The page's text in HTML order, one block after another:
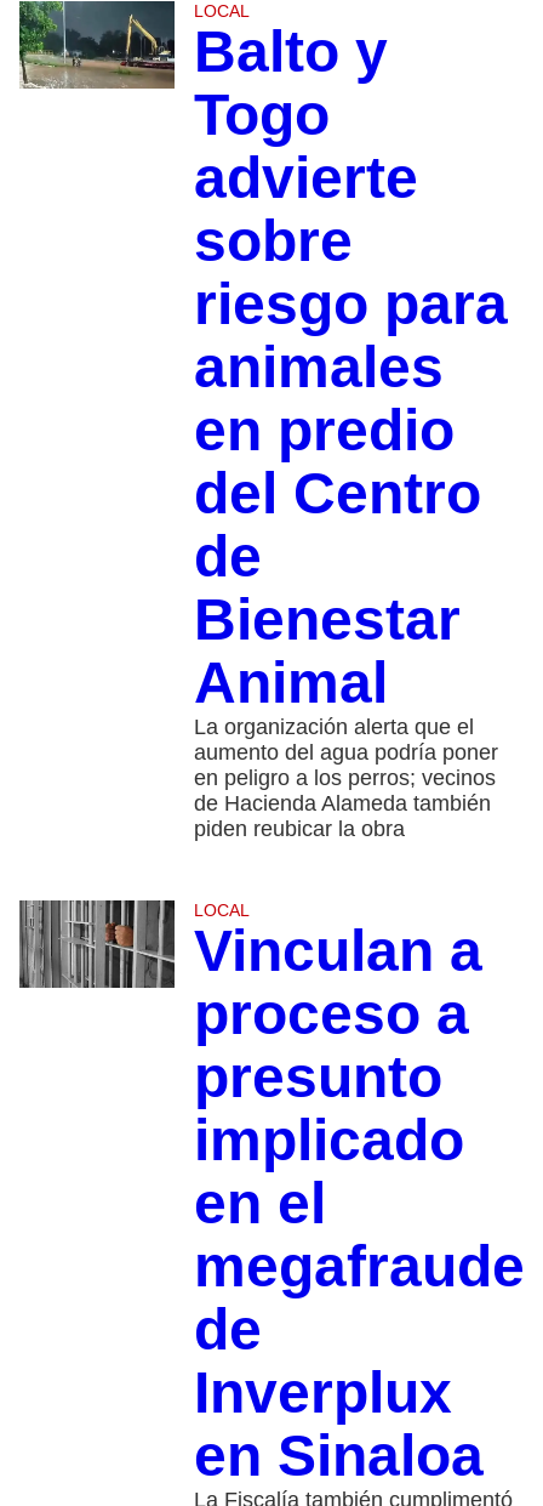
LOCAL
Balto y
Togo
advierte
sobre
riesgo para
animales
en predio
del Centro
de
Bienestar
Animal
La organización alerta que el
aumento del agua podría poner
en peligro a los perros; vecinos
de Hacienda Alameda también
piden reubicar la obra
LOCAL
Vinculan a
proceso a
presunto
implicado
en el
megafraude
de
Inverplux
en Sinaloa
La Fiscalía también cumplimentó